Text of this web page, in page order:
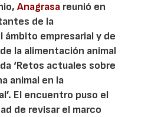
Anagrasa reunió en
de la
ámbito empresarial y de
la alimentación animal
‘Retos actuales sobre
animal en la
El encuentro puso el
de revisar el marco